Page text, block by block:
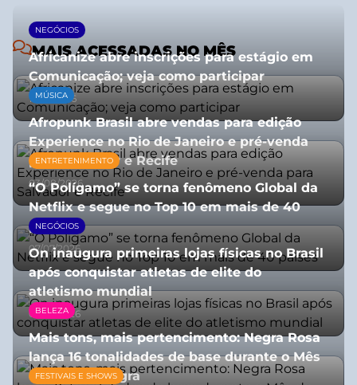
MAIS ACESSADAS NO MÊS
NEGÓCIOS
Africanize abre inscrições para estágio em
Comunicação; veja como participar
13/01/2026
MÚSICA
Afropunk Brasil abre vendas para edição
Experience no Rio de Janeiro e pré-venda
para Salvador e Recife
03/08/2026
ENTRETENIMENTO
“O Polígamo” se torna fenômeno Global da
Netflix e segue no Top 10 em mais de 40
países
07/07/2026
NEGÓCIOS
On inaugura primeiras lojas físicas no Brasil
após conquistar atletas de elite do
atletismo mundial
07/07/2026
BELEZA
Mais tons, mais pertencimento: Negra Rosa
lança 16 tonalidades de base durante o Mês
da Mulher Negra
FESTIVAIS E SHOWS